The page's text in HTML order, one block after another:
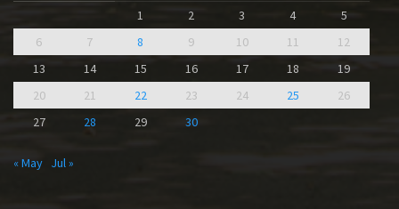
1
2 3 4
5
6
7 8 9 10 11
12
13
14 15 16 17 18
19
20
21 22 23 24 25
26
27
28 29 30
« May Jul »